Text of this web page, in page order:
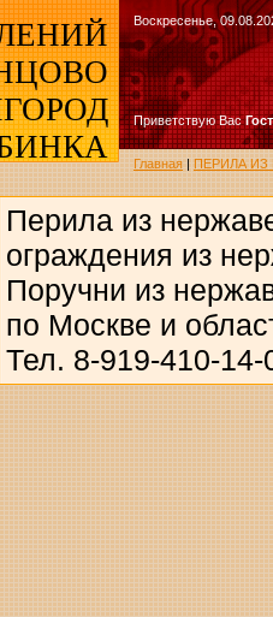
Воскресенье,
Приветствую Вас
Главная|ПЕРИЛА
Перила из
ограждения из
Поручни из
по Москве и
Тел. 8-919-410-